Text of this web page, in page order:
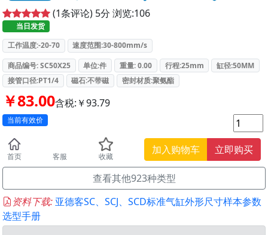
(1条评论) 5分 浏览:106
当日发货
工作温度:-20-70
速度范围:30-800mm/s
商品编号: SC50X25
单位:件 重量: 0.00 行程:25mm
缸径:50MM
接管口径:PT1/4
磁石:不带磁 密封材质:聚氨酯
￥83.00含税:￥93.79
当前有效价
首页 客服 收藏
加入购物车 立即购买
查看其他923种类型
资料下载: 亚德客SC、SCJ、SCD标准气缸外形尺寸样本参数
选型手册